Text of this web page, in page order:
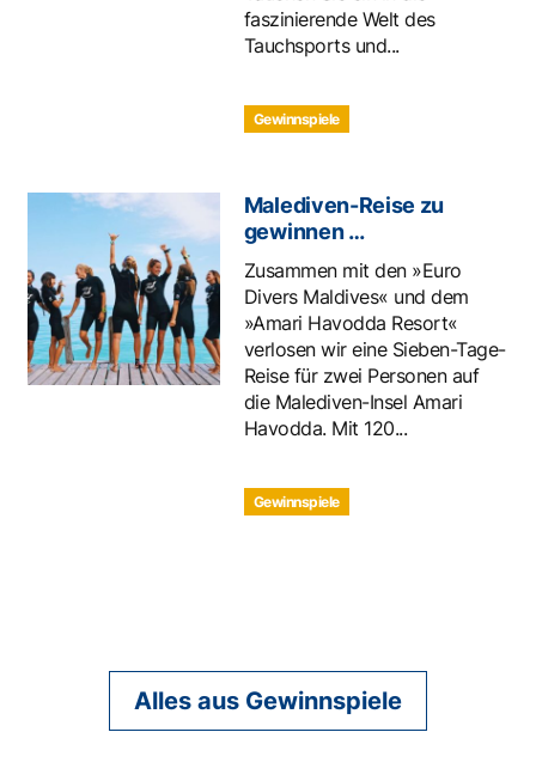
faszinierende Welt des
Tauchsports und...
Gewinnspiele
Malediven-Reise zu
gewinnen …
Zusammen mit den »Euro
Divers Maldives« und dem
»Amari Havodda Resort«
verlosen wir eine Sieben-Tage-
Reise für zwei Personen auf
die Malediven-Insel Amari
Havodda. Mit 120...
Gewinnspiele
Alles aus Gewinnspiele